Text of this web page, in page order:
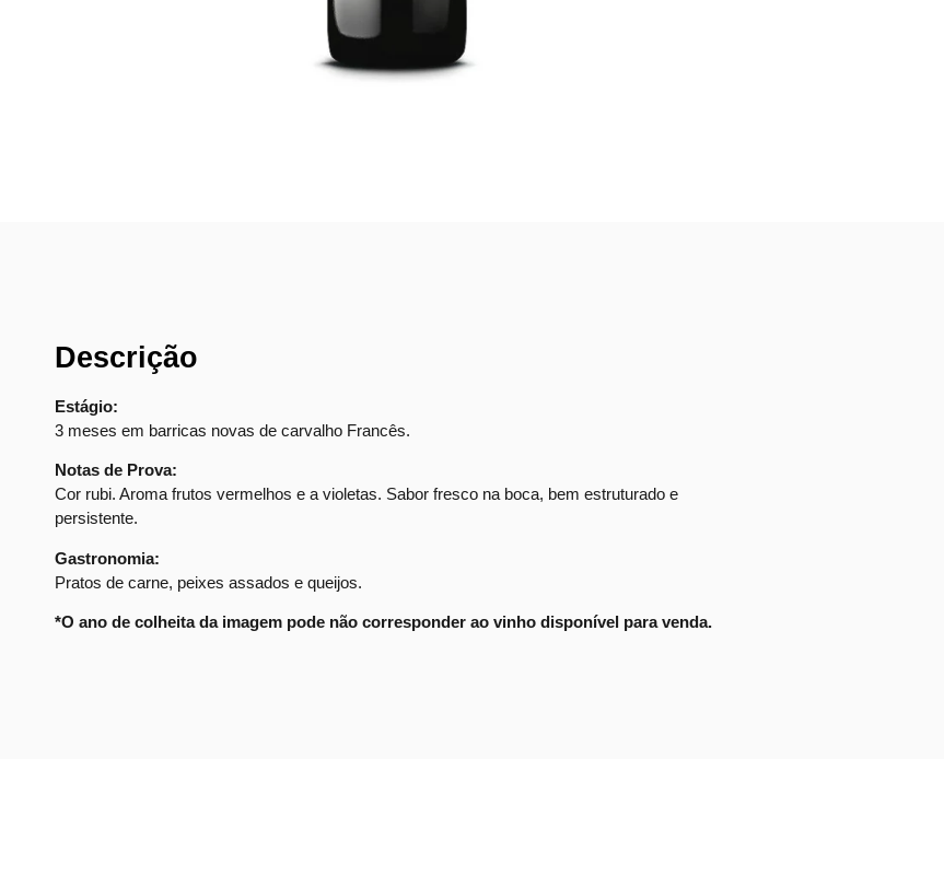
Descrição
Estágio:
3 meses em barricas novas de carvalho Francês.
Notas de Prova:
Cor rubi. Aroma frutos vermelhos e a violetas. Sabor fresco na boca, bem estruturado e
persistente.
Gastronomia:
Pratos de carne, peixes assados e queijos.
*O ano de colheita da imagem pode não corresponder ao vinho disponível para venda.